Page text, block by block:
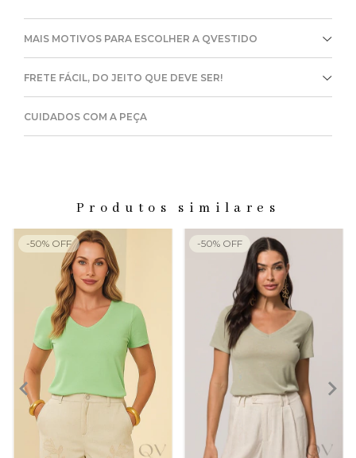
MAIS MOTIVOS PARA ESCOLHER A QVESTIDO
FRETE FÁCIL, DO JEITO QUE DEVE SER!
CUIDADOS COM A PEÇA
Produtos similares
-50% OFF -50% OFF